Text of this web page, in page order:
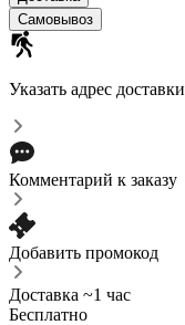
Самовывоз
Указать адрес доставки
Комментарий к заказу
Добавить промокод
Доставка ~1 час
Бесплатно